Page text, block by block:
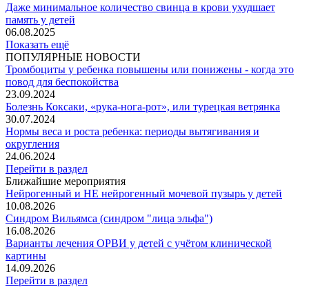
Даже минимальное количество свинца в крови ухудшает
память у детей
06.08.2025
Показать ещё
ПОПУЛЯРНЫЕ НОВОСТИ
Тромбоциты у ребенка повышены или понижены - когда это
повод для беспокойства
23.09.2024
Болезнь Коксаки, «рука-нога-рот», или турецкая ветрянка
30.07.2024
Нормы веса и роста ребенка: периоды вытягивания и
округления
24.06.2024
Перейти в раздел
Ближайшие мероприятия
Нейрогенный и НЕ нейрогенный мочевой пузырь у детей
10.08.2026
Синдром Вильямса (синдром "лица эльфа")
16.08.2026
Варианты лечения ОРВИ у детей с учётом клинической
картины
14.09.2026
Перейти в раздел